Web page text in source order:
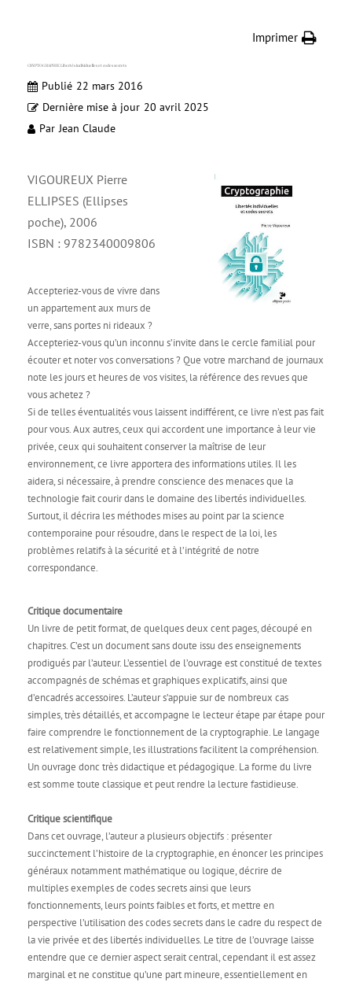
Imprimer
CRYPTOGRAPHIE Libertés individuelles et codes secrets
Publié 22 mars 2016
Dernière mise à jour 20 avril 2025
Par Jean Claude
VIGOUREUX Pierre
ELLIPSES (Ellipses
poche), 2006
ISBN : 9782340009806
Accepteriez-vous de vivre dans
un appartement aux murs de
verre, sans portes ni rideaux ?
Accepteriez-vous qu’un inconnu s’invite dans le cercle familial pour
écouter et noter vos conversations ? Que votre marchand de journaux
note les jours et heures de vos visites, la référence des revues que
vous achetez ?
Si de telles éventualités vous laissent indifférent, ce livre n’est pas fait
pour vous. Aux autres, ceux qui accordent une importance à leur vie
privée, ceux qui souhaitent conserver la maîtrise de leur
environnement, ce livre apportera des informations utiles. Il les
aidera, si nécessaire, à prendre conscience des menaces que la
technologie fait courir dans le domaine des libertés individuelles.
Surtout, il décrira les méthodes mises au point par la science
contemporaine pour résoudre, dans le respect de la loi, les
problèmes relatifs à la sécurité et à l’intégrité de notre
correspondance.
Critique documentaire
Un livre de petit format, de quelques deux cent pages, découpé en
chapitres. C’est un document sans doute issu des enseignements
prodigués par l’auteur. L’essentiel de l’ouvrage est constitué de textes
accompagnés de schémas et graphiques explicatifs, ainsi que
d’encadrés accessoires. L’auteur s’appuie sur de nombreux cas
simples, très détaillés, et accompagne le lecteur étape par étape pour
faire comprendre le fonctionnement de la cryptographie. Le langage
est relativement simple, les illustrations facilitent la compréhension.
Un ouvrage donc très didactique et pédagogique. La forme du livre
est somme toute classique et peut rendre la lecture fastidieuse.
Critique scientifique
Dans cet ouvrage, l’auteur a plusieurs objectifs : présenter
succinctement l’histoire de la cryptographie, en énoncer les principes
généraux notamment mathématique ou logique, décrire de
multiples exemples de codes secrets ainsi que leurs
fonctionnements, leurs points faibles et forts, et mettre en
perspective l’utilisation des codes secrets dans le cadre du respect de
la vie privée et des libertés individuelles. Le titre de l’ouvrage laisse
entendre que ce dernier aspect serait central, cependant il est assez
marginal et ne constitue qu’une part mineure, essentiellement en